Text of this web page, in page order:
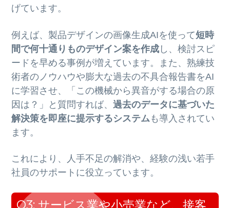
げています。
例えば、製品デザインの画像生成AIを使って短時
間で何十通りものデザイン案を作成 し、検討スピ
ードを早める事例が増えています。また、熟練技
術者のノウハウや膨大な過去の不具合報告書をAI
に学習させ、「この機械から異音がする場合の原
因は？」と質問すれば、過去のデータに基づいた
解決策を即座に提示するシステム も導入されてい
ます。
これにより、人手不足の解消や、経験の浅い若手
社員のサポートに役立っています。
Q3: サービス業や小売業など、接客